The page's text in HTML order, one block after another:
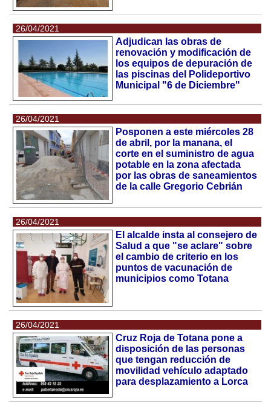
26/04/2021
Adjudican las obras de
renovación y modificación de
los equipos de depuración de
las piscinas del Polideportivo
Municipal "6 de Diciembre"
26/04/2021
Posponen a este miércoles 28
de abril, por la manana, el
corte en el suministro de agua
potable en la zona afectada
por las obras de saneamientos
de la calle Gregorio Cebrián
26/04/2021
El alcalde insta al consejero de
Salud a que "se aclare" sobre
el cambio de criterio en los
puntos de vacunación de
municipios como Totana
26/04/2021
Cruz Roja de Totana pone a
disposición de las personas
que tengan reducción de
movilidad vehículo adaptado
para desplazamiento a Lorca